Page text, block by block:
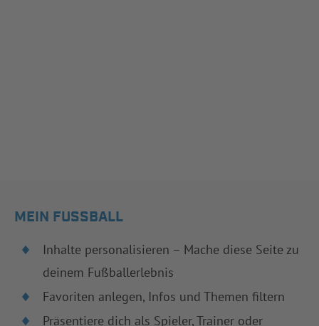
MEIN FUSSBALL
Inhalte personalisieren – Mache diese Seite zu
deinem Fußballerlebnis
Favoriten anlegen, Infos und Themen filtern
Präsentiere dich als Spieler, Trainer oder